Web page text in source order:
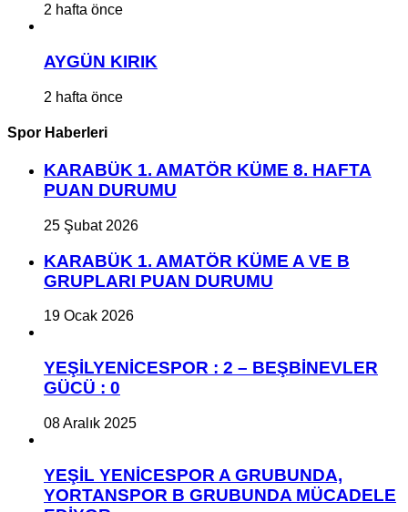
2 hafta önce
AYGÜN KIRIK
2 hafta önce
Spor Haberleri
KARABÜK 1. AMATÖR KÜME 8. HAFTA
PUAN DURUMU
25 Şubat 2026
KARABÜK 1. AMATÖR KÜME A VE B
GRUPLARI PUAN DURUMU
19 Ocak 2026
YEŞİLYENİCESPOR : 2 – BEŞBİNEVLER
GÜCÜ : 0
08 Aralık 2025
YEŞİL YENİCESPOR A GRUBUNDA,
YORTANSPOR B GRUBUNDA MÜCADELE